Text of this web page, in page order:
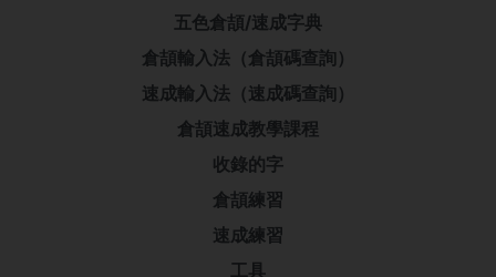
五色倉頡/速成字典
倉頡輸入法（倉頡碼查詢）
速成輸入法（速成碼查詢）
倉頡速成教學課程
收錄的字
倉頡練習
速成練習
工具